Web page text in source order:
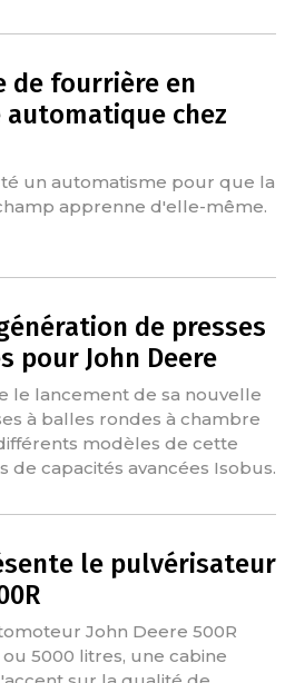
de fourrière en
chez
un automatisme pour que la
apprenne d'elle-même.
de presses
pour John Deere
le lancement de sa nouvelle
à balles rondes à chambre
modèles de cette
de capacités avancées Isobus.
le pulvérisateur
John Deere 500R
5000 litres, une cabine